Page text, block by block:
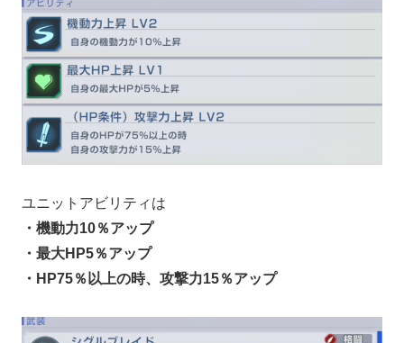
ユニットアビリティは
・機動力10％アップ
・最大HP5％アップ
・HP75％以上の時、攻撃力15％アップ